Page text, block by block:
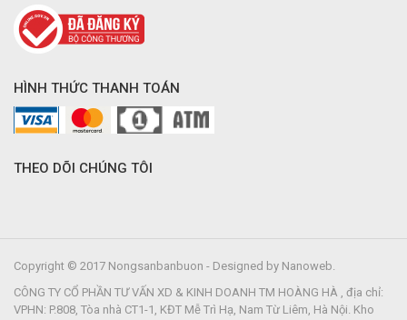
HÌNH THỨC THANH TOÁN
THEO DÕI CHÚNG TÔI
Copyright © 2017 Nongsanbanbuon - Designed by Nanoweb.
CÔNG TY CỔ PHẦN TƯ VẤN XD & KINH DOANH TM HOÀNG HÀ , địa chỉ:
VPHN: P.808, Tòa nhà CT1-1, KĐT Mễ Trì Hạ, Nam Từ Liêm, Hà Nội. Kho